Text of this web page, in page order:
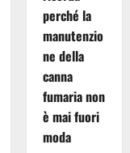
perché la
manutenzio
ne della
canna
fumaria non
è mai fuori
moda